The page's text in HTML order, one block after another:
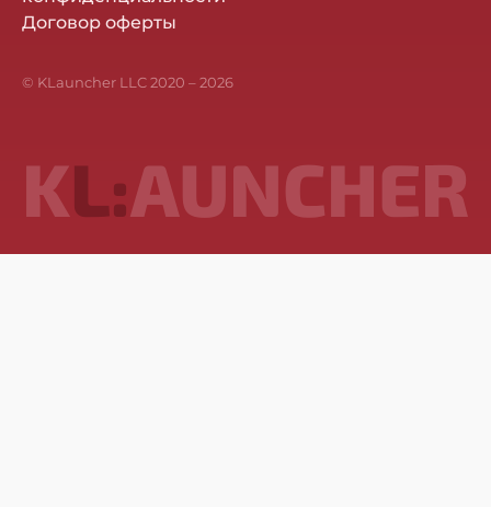
Договор оферты
© KLauncher LLC 2020 –2026
KL:AUNCHER